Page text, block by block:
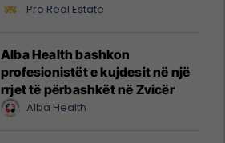
Pro Real Estate
Alba Health bashkon
profesionistët e kujdesit në një
rrjet të përbashkët në Zvicër
Alba Health